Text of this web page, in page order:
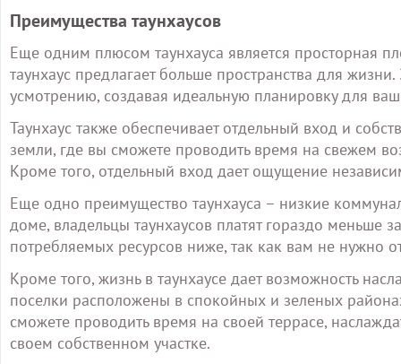
Преимущества таунхаусов
Еще одним плюсом таунхауса является просторная
таунхаус предлагает больше пространства для
усмотрению, создавая идеальную планировку для
Таунхаус также обеспечивает отдельный вход и
земли, где вы сможете проводить время на свежем
Кроме того, отдельный вход дает ощущение
Еще одно преимущество таунхауса – низкие
доме, владельцы таунхаусов платят гораздо меньше
потребляемых ресурсов ниже, так как вам не нужно
Кроме того, жизнь в таунхаусе дает возможность
поселки расположены в спокойных и зеленых
сможете проводить время на своей террасе,
своем собственном участке.